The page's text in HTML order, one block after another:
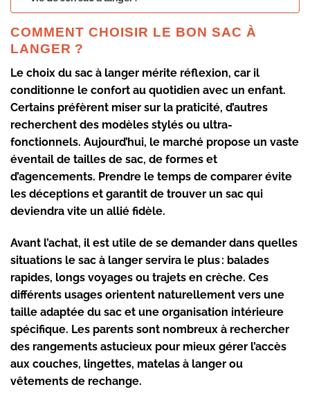
COMMENT CHOISIR LE BON SAC À
LANGER ?
Le choix du sac à langer mérite réflexion, car il
conditionne le confort au quotidien avec un enfant.
Certains préfèrent miser sur la praticité, d’autres
recherchent des modèles stylés ou ultra-
fonctionnels. Aujourd’hui, le marché propose un vaste
éventail de tailles de sac, de formes et
d’agencements. Prendre le temps de comparer évite
les déceptions et garantit de trouver un sac qui
deviendra vite un allié fidèle.
Avant l’achat, il est utile de se demander dans quelles
situations le sac à langer servira le plus : balades
rapides, longs voyages ou trajets en crèche. Ces
différents usages orientent naturellement vers une
taille adaptée du sac et une organisation intérieure
spécifique. Les parents sont nombreux à rechercher
des rangements astucieux pour mieux gérer l’accès
aux couches, lingettes, matelas à langer ou
vêtements de rechange.